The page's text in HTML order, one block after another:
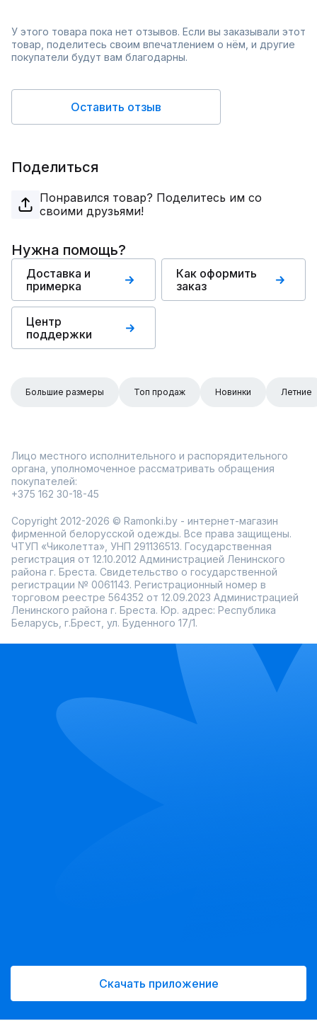
У этого товара пока нет отзывов. Если вы заказывали этот
товар, поделитесь своим впечатлением о нём, и другие
покупатели будут вам благодарны.
Оставить отзыв
Поделиться
Понравился товар? Поделитесь им со
своими друзьями!
Нужна помощь?
Доставка и
примерка
Как оформить
заказ
Центр
поддержки
Большие размеры Топ продаж Новинки Летние
Лицо местного исполнительного и распорядительного
органа, уполномоченное рассматривать обращения
покупателей:
+375 162 30-18-45
Copyright 2012-2026 © Ramonki.by - интернет-магазин
фирменной белорусской одежды. Все права защищены.
ЧТУП «Чиколетта», УНП 291136513. Государственная
регистрация от 12.10.2012 Администрацией Ленинского
района г. Бреста. Свидетельство о государственной
регистрации № 0061143. Регистрационный номер в
торговом реестре 564352 от 12.09.2023 Администрацией
Ленинского района г. Бреста. Юр. адрес: Республика
Беларусь, г.Брест, ул. Буденного 17/1.
Скачать приложение